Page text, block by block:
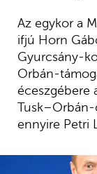
Az egykor a
ifjú Horn
Gyurcsány-
Orbán-
éceszgébere
ennyire Petri